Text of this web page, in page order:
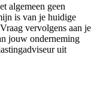
algemeen geen
is van je huidige
vervolgens aan je
jouw onderneming
uit